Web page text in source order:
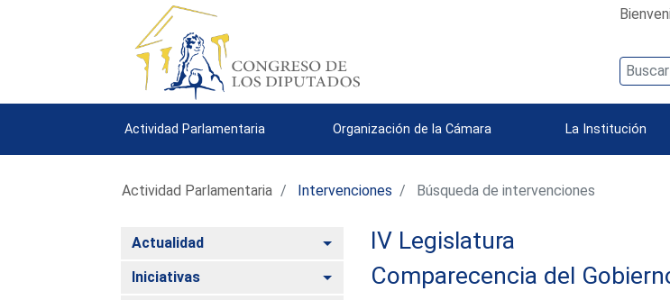
Actividad Parlamentaria Organización de la Cámara La Institución
Actividad Parlamentaria Intervenciones Búsqueda de intervenciones
Actualidad Alternar
Iniciativas Alternar
IV Legislatura
Comparecencia del